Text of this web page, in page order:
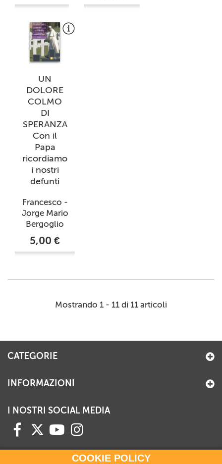
UN
DOLORE
COLMO
DI
SPERANZA
Con il
Papa
ricordiamo
i nostri
defunti
Francesco -
Jorge Mario
Bergoglio
5,00 €
Mostrando 1 - 11 di 11 articoli
COOKIE POLICY
CATEGORIE
INFORMAZIONI
I NOSTRI SOCIAL MEDIA
HAI BISOGNO DI INFORMAZIONI?